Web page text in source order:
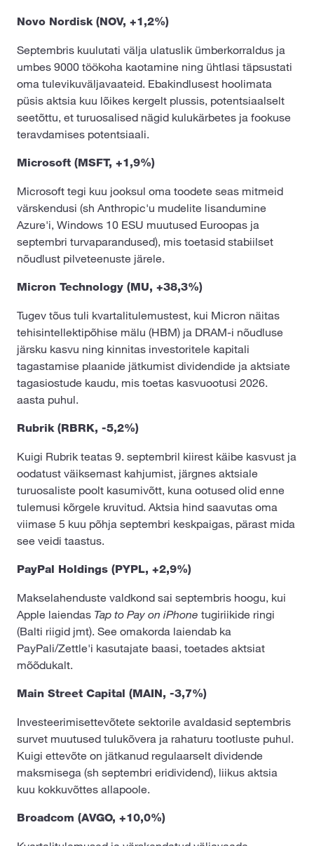
Novo Nordisk (NOV, +1,2%)
Septembris kuulutati välja ulatuslik ümberkorraldus ja
umbes 9000 töökoha kaotamine ning ühtlasi täpsustati
oma tulevikuväljavaateid. Ebakindlusest hoolimata
püsis aktsia kuu lõikes kergelt plussis, potentsiaalselt
seetõttu, et turuosalised nägid kulukärbetes ja fookuse
teravdamises potentsiaali.
Microsoft (MSFT, +1,9%)
Microsoft tegi kuu jooksul oma toodete seas mitmeid
värskendusi (sh Anthropic'u mudelite lisandumine
Azure'i, Windows 10 ESU muutused Euroopas ja
septembri turvaparandused), mis toetasid stabiilset
nõudlust pilveteenuste järele.
Micron Technology (MU, +38,3%)
Tugev tõus tuli kvartalitulemustest, kui Micron näitas
tehisintellektipõhise mälu (HBM) ja DRAM-i nõudluse
järsku kasvu ning kinnitas investoritele kapitali
tagastamise plaanide jätkumist dividendide ja aktsiate
tagasiostude kaudu, mis toetas kasvuootusi 2026.
aasta puhul.
Rubrik (RBRK, -5,2%)
Kuigi Rubrik teatas 9. septembril kiirest käibe kasvust ja
oodatust väiksemast kahjumist, järgnes aktsiale
turuosaliste poolt kasumivõtt, kuna ootused olid enne
tulemusi kõrgele kruvitud. Aktsia hind saavutas oma
viimase 5 kuu põhja septembri keskpaigas, pärast mida
see veidi taastus.
PayPal Holdings (PYPL, +2,9%)
Makselahenduste valdkond sai septembris hoogu, kui
Apple laiendas Tap to Pay on iPhone tugi­riikide ringi
(Balti riigid jmt). See omakorda laiendab ka
PayPali/Zettle'i kasutajate baasi, toetades aktsiat
mõõdukalt.
Main Street Capital (MAIN, -3,7%)
Investeerimisettevõtete sektorile avaldasid septembris
survet muutused tulukõvera ja rahaturu tootluste puhul.
Kuigi ettevõte on jätkanud regulaarselt dividende
maksmisega (sh septembri eridividend), liikus aktsia
kuu kokkuvõttes allapoole.
Broadcom (AVGO, +10,0%)